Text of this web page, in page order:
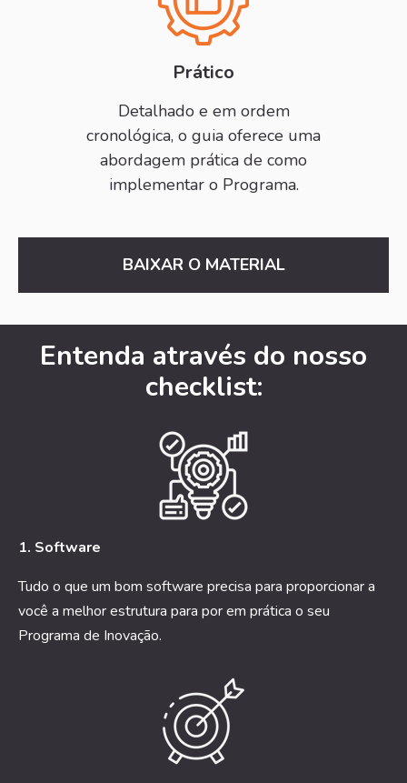
Prático
Detalhado e em ordem
cronológica, o guia oferece uma
abordagem prática de como
implementar o Programa.
BAIXAR O MATERIAL
Entenda através do nosso
checklist:
1. Software
Tudo o que um bom software precisa para proporcionar a
você a melhor estrutura para por em prática o seu
Programa de Inovação.